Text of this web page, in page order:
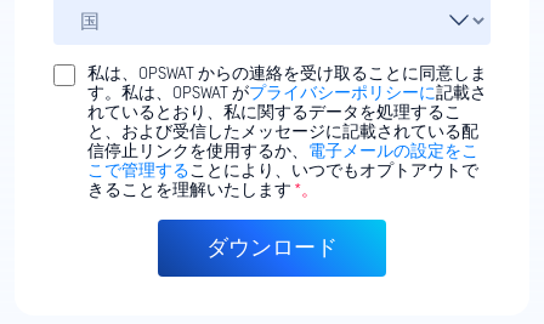
私は、OPSWAT からの連絡を受け取ることに同意しま
す。私は、OPSWAT がプライバシーポリシーに記載さ
れているとおり、私に関するデータを処理するこ
と、および受信したメッセージに記載されている配
信停止リンクを使用するか、 電子メールの設定をこ
こで管理することにより、いつでもオプトアウトで
きることを理解いたします *。